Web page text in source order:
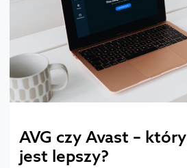
AVG czy Avast –
jest lepszy?